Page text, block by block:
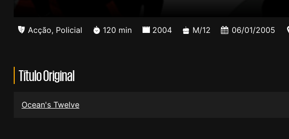
Acção, Policial 120 min 2004 M/12 06/01/2005
Título Original
Ocean's Twelve